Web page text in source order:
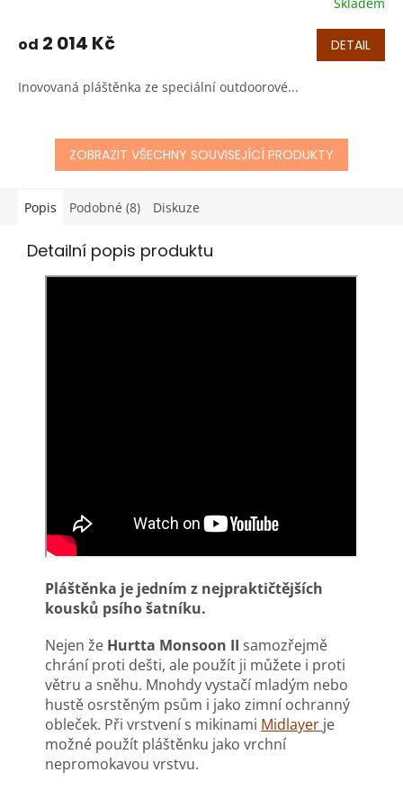
M
A
od 2 014 Kč DETAIL
Inovovaná pláštěnka ze speciální outdoorové...
ZOBRAZIT VŠECHNY SOUVISEJÍCÍ PRODUKTY
Popis Podobné (8) Diskuze
Detailní popis produktu
Pláštěnka je jedním z nejpraktičtějších
kousků psího šatníku.
Nejen že Hurtta Monsoon II samozřejmě
chrání proti dešti, ale použít ji můžete i proti
větru a sněhu. Mnohdy vystačí mladým nebo
hustě osrstěným psům i jako zimní ochranný
obleček. Při vrstvení s mikinami Midlayer je
možné použít pláštěnku jako vrchní
nepromokavou vrstvu.